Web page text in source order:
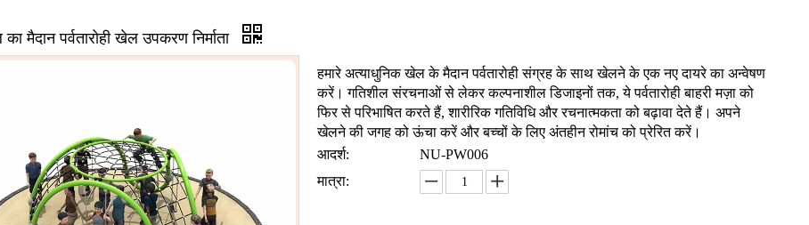
मैदान पर्वतारोही खेल उपकरण निर्माता
हमारे अत्याधुनिक खेल के मैदान पर्वतारोही संग्रह के साथ खेलने के एक नए दायरे का अन्वेषण
करें। गतिशील संरचनाओं से लेकर कल्पनाशील डिजाइनों तक, ये पर्वतारोही बाहरी मज़ा को
फिर से परिभाषित करते हैं, शारीरिक गतिविधि और रचनात्मकता को बढ़ावा देते हैं। अपने
खेलने की जगह को ऊंचा करें और बच्चों के लिए अंतहीन रोमांच को प्रेरित करें।
आदर्श:
NU-PW006
मात्रा: